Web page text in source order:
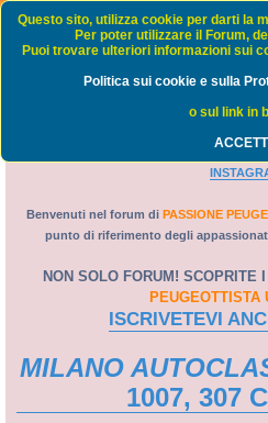
Passione Peugeot
GRUPPO
Benvenuti nel forum di PASSIONE
punto di riferimento degli
NON SOLO FORUM! SCOPRITE
PEUGEOTTISTA
ISCRIVETEVI
MILANO
1007, 307
Questo sito, utilizza cookie per darti la
Per poter utilizzare il Forum,
Puoi trovare ulteriori informazioni sui
Politica sui cookie e sulla
o sul link in